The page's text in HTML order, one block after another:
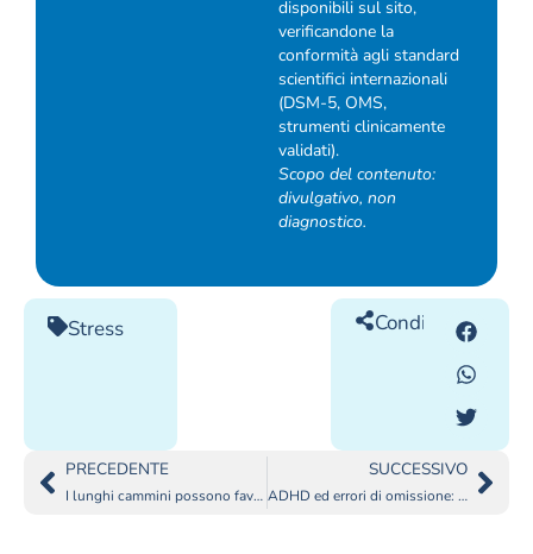
disponibili sul sito,
verificandone la
conformità agli standard
scientifici internazionali
(DSM-5, OMS,
strumenti clinicamente
validati).
Scopo del contenuto:
divulgativo, non
diagnostico.
Stress Condividilo
PRECEDENTE
I lunghi cammini possono favorire la guarigione dal PTSD?
SUCCESSIVO
ADHD ed errori di omissione: perché manca sempre un passaggio?